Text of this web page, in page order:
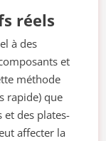
réels
à des
et
méthode
rapide) que
et des plates-
affecter la